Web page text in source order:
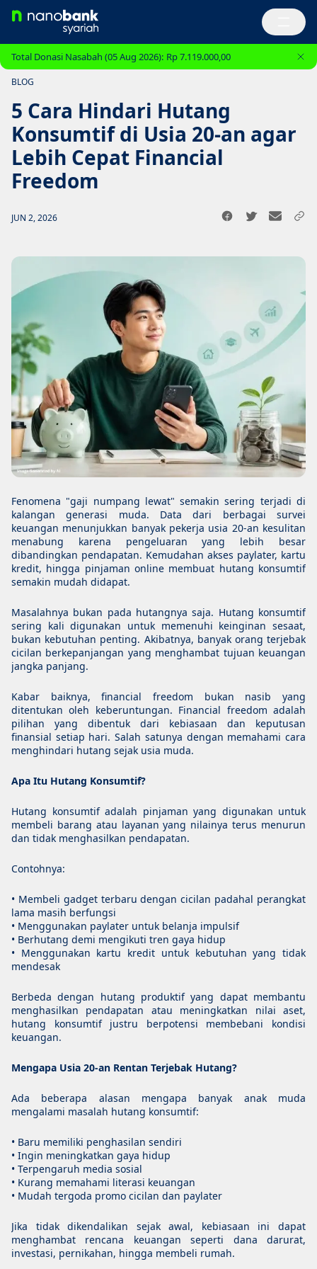
Total Donasi Nasabah (05 Aug 2026): Rp 7.119.000,00
BLOG
5 Cara Hindari Hutang
Konsumtif di Usia 20-an agar
Lebih Cepat Financial
Freedom
JUN 2, 2026
Fenomena "gaji numpang lewat" semakin sering terjadi di
kalangan generasi muda. Data dari berbagai survei
keuangan menunjukkan banyak pekerja usia 20-an kesulitan
menabung karena pengeluaran yang lebih besar
dibandingkan pendapatan. Kemudahan akses paylater, kartu
kredit, hingga pinjaman online membuat hutang konsumtif
semakin mudah didapat.
Masalahnya bukan pada hutangnya saja. Hutang konsumtif
sering kali digunakan untuk memenuhi keinginan sesaat,
bukan kebutuhan penting. Akibatnya, banyak orang terjebak
cicilan berkepanjangan yang menghambat tujuan keuangan
jangka panjang.
Kabar baiknya, financial freedom bukan nasib yang
ditentukan oleh keberuntungan. Financial freedom adalah
pilihan yang dibentuk dari kebiasaan dan keputusan
finansial setiap hari. Salah satunya dengan memahami cara
menghindari hutang sejak usia muda.
Apa Itu Hutang Konsumtif?
Hutang konsumtif adalah pinjaman yang digunakan untuk
membeli barang atau layanan yang nilainya terus menurun
dan tidak menghasilkan pendapatan.
Contohnya:
• Membeli gadget terbaru dengan cicilan padahal perangkat
lama masih berfungsi
• Menggunakan paylater untuk belanja impulsif
• Berhutang demi mengikuti tren gaya hidup
• Menggunakan kartu kredit untuk kebutuhan yang tidak
mendesak
Berbeda dengan hutang produktif yang dapat membantu
menghasilkan pendapatan atau meningkatkan nilai aset,
hutang konsumtif justru berpotensi membebani kondisi
keuangan.
Mengapa Usia 20-an Rentan Terjebak Hutang?
Ada beberapa alasan mengapa banyak anak muda
mengalami masalah hutang konsumtif:
• Baru memiliki penghasilan sendiri
• Ingin meningkatkan gaya hidup
• Terpengaruh media sosial
• Kurang memahami literasi keuangan
• Mudah tergoda promo cicilan dan paylater
Jika tidak dikendalikan sejak awal, kebiasaan ini dapat
menghambat rencana keuangan seperti dana darurat,
investasi, pernikahan, hingga membeli rumah.